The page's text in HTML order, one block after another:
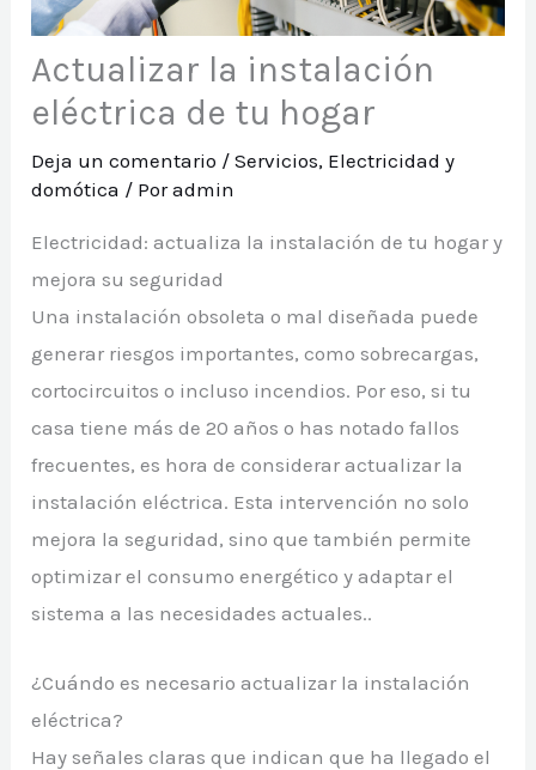
Actualizar la instalación
eléctrica de tu hogar
Deja un comentario /Servicios, Electricidad y
domótica / Poradmin
Electricidad: actualiza la instalación de tu hogar y
mejora su seguridad
Una instalación obsoleta o mal diseñada puede
generar riesgos importantes, como sobrecargas,
cortocircuitos o incluso incendios. Por eso, si tu
casa tiene más de 20 años o has notado fallos
frecuentes, es hora de considerar actualizar la
instalación eléctrica. Esta intervención no solo
mejora la seguridad, sino que también permite
optimizar el consumo energético y adaptar el
sistema a las necesidades actuales..
¿Cuándo es necesario actualizar la instalación
eléctrica?
Hay señales claras que indican que ha llegado el